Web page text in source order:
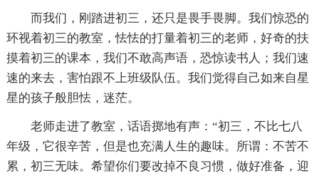
而我们，刚踏进初三，还只是畏手畏脚。我们惊恐的
环视着初三的教室，怯怯的打量着初三的老师，好奇的扶
摸着初三的课本，我们不敢高声语，恐惊读书人；我们速
速的来去，害怕跟不上班级队伍。我们觉得自己如来自星
星的孩子般胆怯，迷茫。
老师走进了教室，话语掷地有声：“初三，不比七八
年级，它很辛苦，但是也充满人生的趣味。所谓：不苦不
累，初三无味。希望你们要改掉不良习惯，做好准备，迎